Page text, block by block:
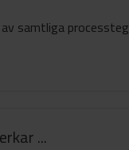
samtliga processteg
...